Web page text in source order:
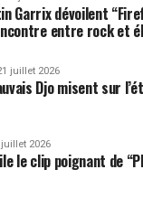
Garrix dévoilent
entre rock et
juillet 2026
Djo misent sur
juillet 2026
le clip poignant de